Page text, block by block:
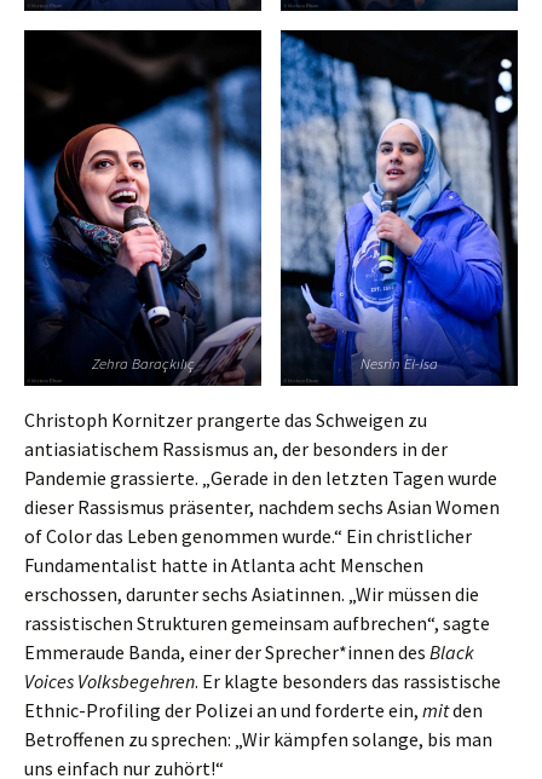
Zehra Baraçkılıç Nesrin El-Isa
Christoph Kornitzer prangerte das Schweigen zu
antiasiatischem Rassismus an, der besonders in der
Pandemie grassierte. „Gerade in den letzten Tagen wurde
dieser Rassismus präsenter, nachdem sechs Asian Women
of Color das Leben genommen wurde.“ Ein christlicher
Fundamentalist hatte in Atlanta acht Menschen
erschossen, darunter sechs Asiatinnen. „Wir müssen die
rassistischen Strukturen gemeinsam aufbrechen“, sagte
Emmeraude Banda, einer der Sprecher*innen des Black
Voices Volksbegehren. Er klagte besonders das rassistische
Ethnic-Profiling der Polizei an und forderte ein, mitden
Betroffenen zu sprechen: „Wir kämpfen solange, bis man
uns einfach nur zuhört!“